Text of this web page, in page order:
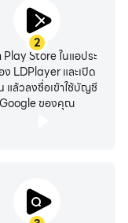
2
Play Store ในแอประ
LDPlayer และเปิด
แล้วลงชื่อเข้าใช้บัญชี
Google ของคุณ